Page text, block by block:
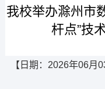
我校举办滁州市
杆点”技
【日期：2026年06月